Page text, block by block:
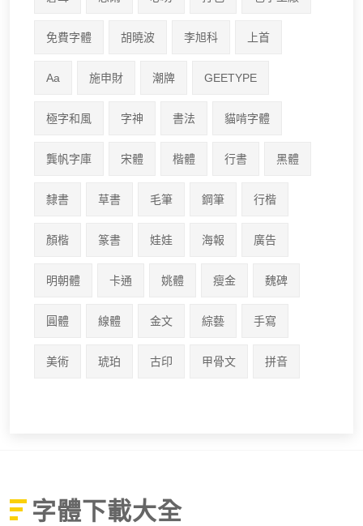
免費字體 胡曉波 李旭科 上首
Aa 施申財 潮牌 GEETYPE
極字和風 字神 書法 貓啃字體
龔帆字庫 宋體 楷體 行書 黑體
隸書 草書 毛筆 鋼筆 行楷
顏楷 篆書 娃娃 海報 廣告
明朝體 卡通 姚體 瘦金 魏碑
圓體 線體 金文 綜藝 手寫
美術 琥珀 古印 甲骨文 拼音
字體下載大全